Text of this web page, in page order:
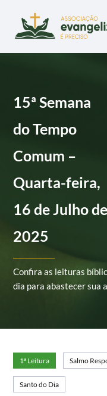
15ª Semana
do Tempo
Comum –
Quarta-feira,
16 de Julho de
2025
Confira as leituras
dia para abastecer sua
1ª Leitura Salmo
Santo do Dia